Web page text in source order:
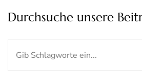
Durchsuche unsere